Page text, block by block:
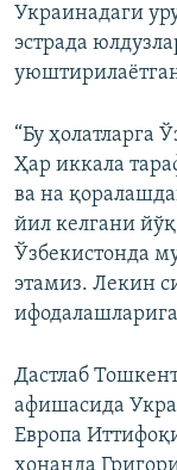
Украинадаги
эстрада
“Бу ҳолатларга
Ҳар иккала
ва на
йил келгани
Ўзбекистонда
этамиз. Лекин
Дастлаб
афишасида
Европа
хонанда